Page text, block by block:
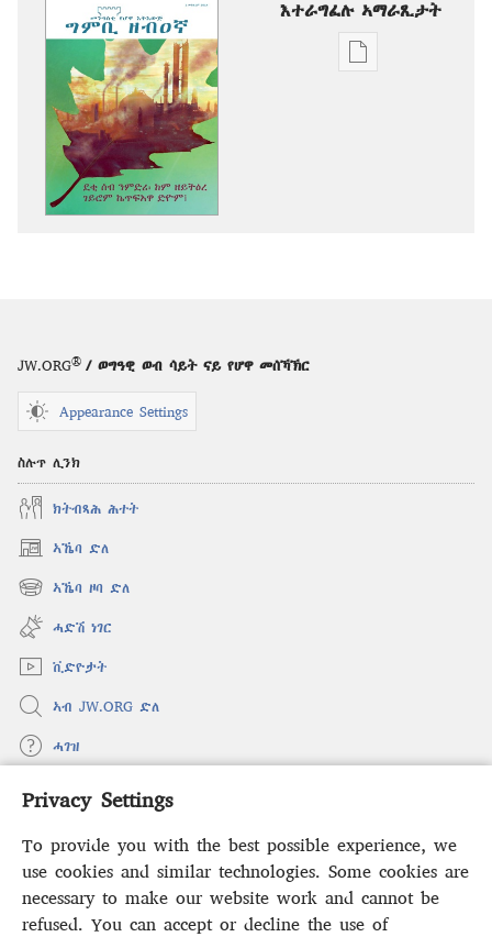
Privacy Settings
To provide you with the best possible experience, we
use cookies and similar technologies. Some cookies are
necessary to make our website work and cannot be
refused. You can accept or decline the use of
እተራግፈሉ ኣማራጺታት
ዲጂታዊ
JW.ORG® / ወግዓዊ ወብ ሳይት ናይ የሆዋ መሰኻኽር
Appearance Settings
ስሉጥ ሊንክ
ክትብጻሕ ሕተት
ኣኼባ ድለ
(opens
new
window)
ኣኼባ ዞባ ድለ
(opens
new
window)
ሓድሽ ነገር
ቪድዮታት
ኣብ JW.ORG ድለ
ሓገዝ
ወፈያ
(opens
window)
ቤተ መጻሕፍቲ ኢንተርነት ግምቢ ዘብዐኛ
(opens
new
window)JW Hub ®
(opens